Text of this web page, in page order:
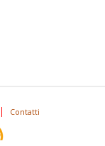
Contatti